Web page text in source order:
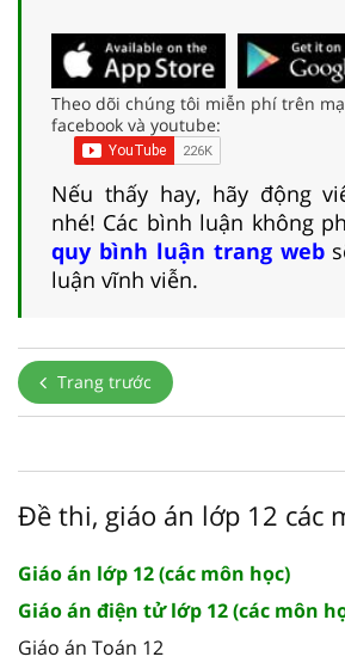
Theo dõi chúng tôi miễn phí trên
facebook và youtube:
Nếu thấy hay, hãy động
nhé! Các bình luận không
quy bình luận trang web
luận vĩnh viễn.
Trang trước
Đề thi, giáo án lớp 12 các
Giáo án lớp 12 (các môn học)
Giáo án điện tử lớp 12 (các môn
Giáo án Toán 12